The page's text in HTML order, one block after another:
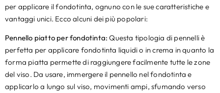
per applicare il fondotinta, ognuno con le sue caratteristiche e
vantaggi unici. Ecco alcuni dei più popolari:
Pennello piatto per fondotinta:Questa tipologia di pennelli è
perfetta per applicare fondotinta liquidi o in crema in quanto la
forma piatta permette di raggiungere facilmente tutte le zone
del viso. Da usare, immergere il pennello nel fondotinta e
applicarlo a lungo sul viso, movimenti ampi, sfumando verso